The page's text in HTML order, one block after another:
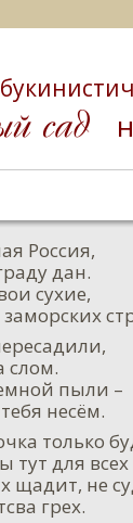
Россия,
дан.
сухие,
слом.
пыли –
несём.
только
тут для всех
щадит, не
грех.